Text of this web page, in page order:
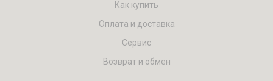
Как купить
Оплата и доставка
Сервис
Возврат и обмен